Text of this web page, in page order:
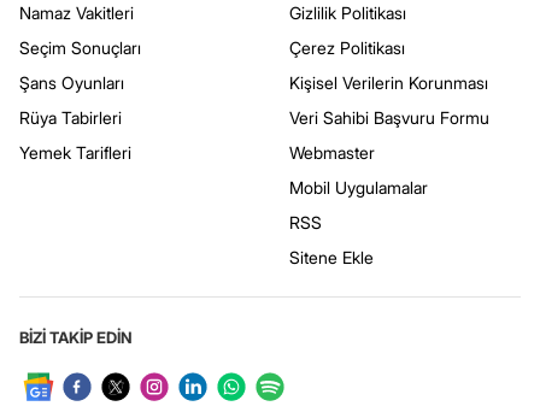
Namaz Vakitleri
Seçim Sonuçları
Şans Oyunları
Rüya Tabirleri
Yemek Tarifleri
Gizlilik Politikası
Çerez Politikası
Kişisel Verilerin Korunması
Veri Sahibi Başvuru Formu
Webmaster
Mobil Uygulamalar
RSS
Sitene Ekle
BİZİ TAKİP EDİN